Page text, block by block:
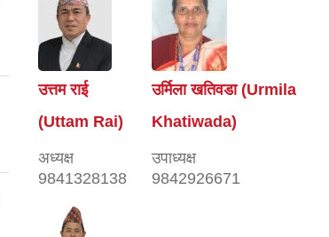
उत्तम राई
(Uttam Rai)
अध्यक्ष
9841328138
उर्मिला खतिवडा (Urmila
Khatiwada)
उपाध्यक्ष
9842926671